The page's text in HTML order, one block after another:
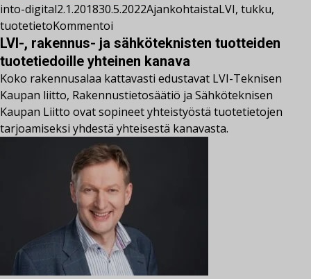
into-digital2.1.201830.5.2022AjankohtaistaLVI, tukku,
tuotetietoKommentoi
LVI-, rakennus- ja sähköteknisten tuotteiden
tuotetiedoille yhteinen kanava
Koko rakennusalaa kattavasti edustavat LVI-Teknisen
Kaupan liitto, Rakennustietosäätiö ja Sähköteknisen
Kaupan Liitto ovat sopineet yhteistyöstä tuotetietojen
tarjoamiseksi yhdestä yhteisestä kanavasta.